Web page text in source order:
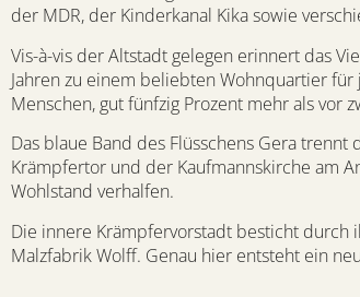
der MDR, der Kinderkanal Kika sowie
Vis-à-vis der Altstadt gelegen erinnert das
Jahren zu einem beliebten Wohnquartier
Menschen, gut fünfzig Prozent mehr als vor
Das blaue Band des Flüsschens Gera
Krämpfertor und der Kaufmannskirche am
Wohlstand verhalfen.
Die innere Krämpfervorstadt besticht durch
Malzfabrik Wolff. Genau hier entsteht ein